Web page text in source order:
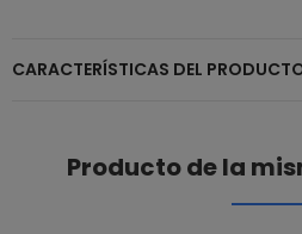
CARACTERÍSTICAS DEL
Producto de la